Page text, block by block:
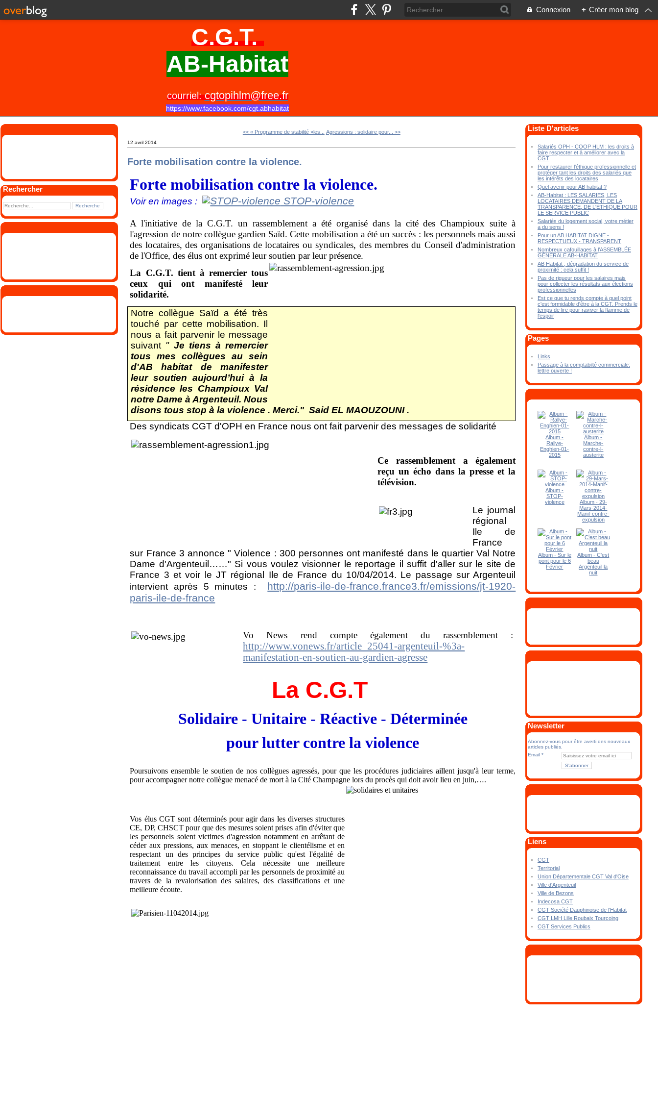
Connexion + Créer mon blog
C.G.T.
AB-Habitat
courriel:cgtopihlm@free.fr
https://www.facebook.com/cgt.abhabitat
Rechercher
<< « Programme de stabilité »les... Agressions : solidaire pour... >>
12 avril 2014
Forte mobilisation contre la violence.
Forte mobilisation contre la violence.
Voir en images : STOP-violence
A l'initiative de la C.G.T. un rassemblement a été organisé dans la cité des Champioux suite à
l'agression de notre collègue gardien Saïd. Cette mobilisation a été un succès : les personnels mais aussi
des locataires, des organisations de locataires ou syndicales, des membres du Conseil d'administration
de l'Office, des élus ont exprimé leur soutien par leur présence.
La C.G.T. tient à remercier tous
ceux qui ont manifesté leur
solidarité.
Notre collègue Saïd a été très
touché par cette mobilisation. Il
nous a fait parvenir le message
suivant " Je tiens à remercier
tous mes collègues au sein
d'AB habitat de manifester
leur soutien aujourd’hui à la
résidence les Champioux Val
notre Dame à Argenteuil. Nous
disons tous stop à la violence . Merci." Said EL MAOUZOUNI .
Des syndicats CGT d'OPH en France nous ont fait parvenir des messages de solidarité
Ce rassemblement a également
reçu un écho dans la presse et la
télévision.
Le journal
régional
Ile de
France
sur France 3 annonce " Violence : 300 personnes ont manifesté dans le quartier Val Notre
Dame d'Argenteuil……" Si vous voulez visionner le reportage il suffit d'aller sur le site de
France 3 et voir le JT régional Ile de France du 10/04/2014. Le passage sur Argenteuil
intervient après 5 minutes : http://paris-ile-de-france.france3.fr/emissions/jt-1920-
paris-ile-de-france
Vo News rend compte également du rassemblement :
http://www.vonews.fr/article_25041-argenteuil-%3a-
manifestation-en-soutien-au-gardien-agresse
La C.G.T
Solidaire - Unitaire - Réactive - Déterminée
pour lutter contre la violence
Poursuivons ensemble le soutien de nos collègues agressés, pour que les procédures judiciaires aillent jusqu'à leur terme,
pour accompagner notre collègue menacé de mort à la Cité Champagne lors du procès qui doit avoir lieu en juin,….
Vos élus CGT sont déterminés pour agir dans les diverses structures
CE, DP, CHSCT pour que des mesures soient prises afin d'éviter que
les personnels soient victimes d'agression notamment en arrêtant de
céder aux pressions, aux menaces, en stoppant le clientélisme et en
respectant un des principes du service public qu'est l'égalité de
traitement entre les citoyens. Cela nécessite une meilleure
reconnaissance du travail accompli par les personnels de proximité au
travers de la revalorisation des salaires, des classifications et une
meilleure écoute.
Liste D'articles
Salariés OPH - COOP HLM : les droits à
faire respecter et à améliorer avec la
CGT
Pour restaurer l'éthique professionnelle et
protéger tant les droits des salariés que
les intérêts des locataires
Quel avenir pour AB habitat ?
AB-Habitat : LES SALARIES, LES
LOCATAIRES DEMANDENT DE LA
TRANSPARENCE, DE L'ÉTHIQUE POUR
LE SERVICE PUBLIC
Salariés du logement social, votre métier
a du sens !
Pour un AB HABITAT DIGNE -
RESPECTUEUX - TRANSPARENT
Nombreux cafouillages à l’ASSEMBLÉE
GÉNÉRALE AB-HABITAT
AB Habitat ; dégradation du service de
proximité : cela suffit !
Pas de rigueur pour les salaires mais
pour collecter les résultats aux élections
professionnelles
Est ce que tu rends compte à quel point
c'est formidable d'être à la CGT. Prends le
temps de lire pour raviver la flamme de
l'espoir
Pages
Links
Passage à la comptabilté commerciale:
lettre ouverte !
Album -
Rallye-
Enghien-01-
2015
Album -
Marche-
contre-l-
austerite
Album -
STOP-
violence
Album - 29-
Mars-2014-
Manif-contre-
expulsion
Album - Sur le
pont pour le 6
Février
Album - C'est
beau
Argenteuil la
nuit
Newsletter
Abonnez-vous pour être averti des nouveaux
articles publiés.
Email
Liens
CGT
Territorial
Union Départementale CGT Val d'Oise
Ville d'Argenteuil
Ville de Bezons
Indecosa CGT
CGT Société Dauphinoise de l'Habitat
CGT LMH Lille Roubaix Tourcoing
CGT Services Publics